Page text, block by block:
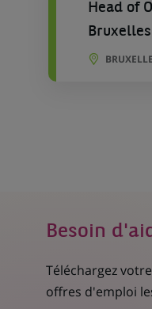
Head of
Bruxelles
Besoin
Téléchargez
offres d'emploi